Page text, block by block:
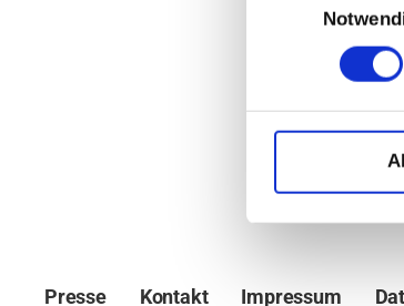
Presse Kontakt Impressum